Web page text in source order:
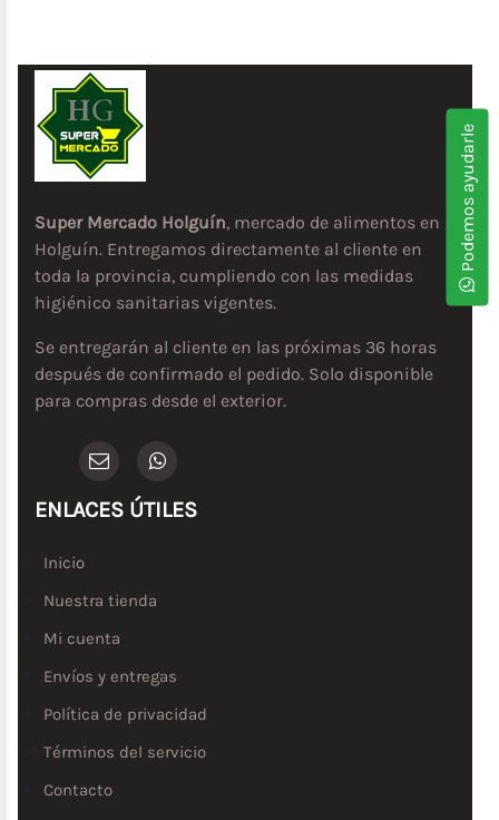
Podemos ayudarle
Super Mercado Holguín, mercado de alimentos en
Holguín. Entregamos directamente al cliente en
toda la provincia, cumpliendo con las medidas
higiénico sanitarias vigentes.
Se entregarán al cliente en las próximas 36 horas
después de confirmado el pedido. Solo disponible
para compras desde el exterior.
ENLACES ÚTILES
Inicio
Nuestra tienda
Mi cuenta
Envíos y entregas
Política de privacidad
Términos del servicio
Contacto